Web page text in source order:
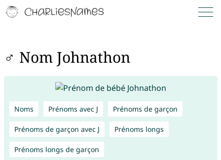
♂ Nom Johnathon
Noms Prénoms avec J Prénoms de garçon
Prénoms de garçon avec J Prénoms longs
Prénoms longs de garçon